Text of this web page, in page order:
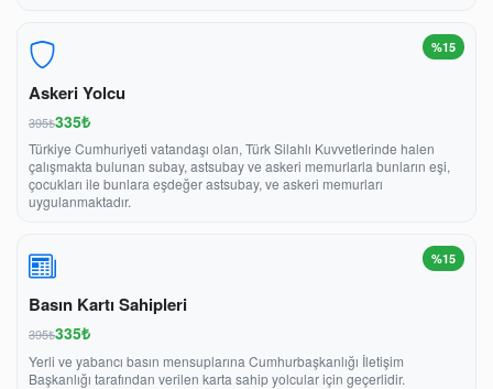
%15
Askeri Yolcu
395₺335₺
Türkiye Cumhuriyeti vatandaşı olan, Türk Silahlı Kuvvetlerinde halen
çalışmakta bulunan subay, astsubay ve askeri memurlarla bunların eşi,
çocukları ile bunlara eşdeğer astsubay, ve askeri memurları
uygulanmaktadır.
%15
Basın Kartı Sahipleri
395₺335₺
Yerli ve yabancı basın mensuplarına Cumhurbaşkanlığı İletişim
Başkanlığı tarafından verilen karta sahip yolcular için geçerlidir.